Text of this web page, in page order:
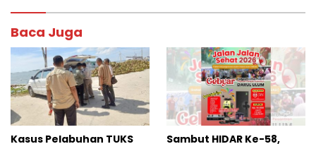
Baca Juga
Kasus Pelabuhan TUKS Sambut HIDAR Ke-58,